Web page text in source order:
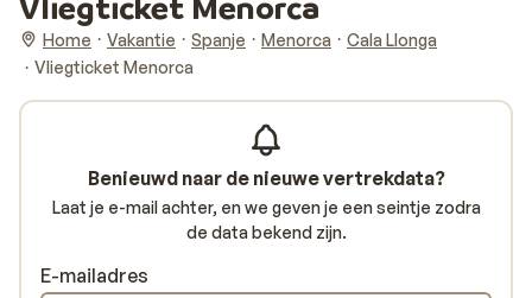
Home Vakantie Spanje Menorca
Cala Llonga
Vliegticket Menorca
Benieuwd naar de nieuwe vertrekdata?
Laat je e-mail achter, en we geven je een seintje zodra
de data bekend zijn.
E-mailadres